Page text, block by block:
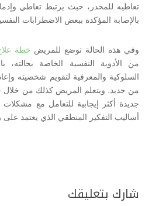
تعاطيه للمخدر، حيث يرتبط تعاطي
بالإصابة المؤكدة ببعض الاضطرابات
وفي هذه الحالة توضع للمريض خطة
من الأدوية النفسية الخاصة بحالته،
السلوكية والمعرفية لتقويم شخصيته
من جديد. ويتعلم المريض كذلك من
جديدة أكثر إيجابية للتعامل مع مشكلات
أساليب التفكير المنطقي الذي يعتمد على
شارك بتعليقك